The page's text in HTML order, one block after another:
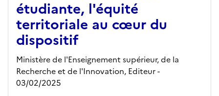
étudiante, l'équité
territoriale au cœur du
dispositif
Ministère de l'Enseignement supérieur, de la
Recherche et de l'Innovation, Editeur-
03/02/2025